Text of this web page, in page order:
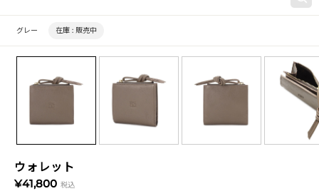
ウォレット
¥41,800 税込
グレー 在庫 : 販売中